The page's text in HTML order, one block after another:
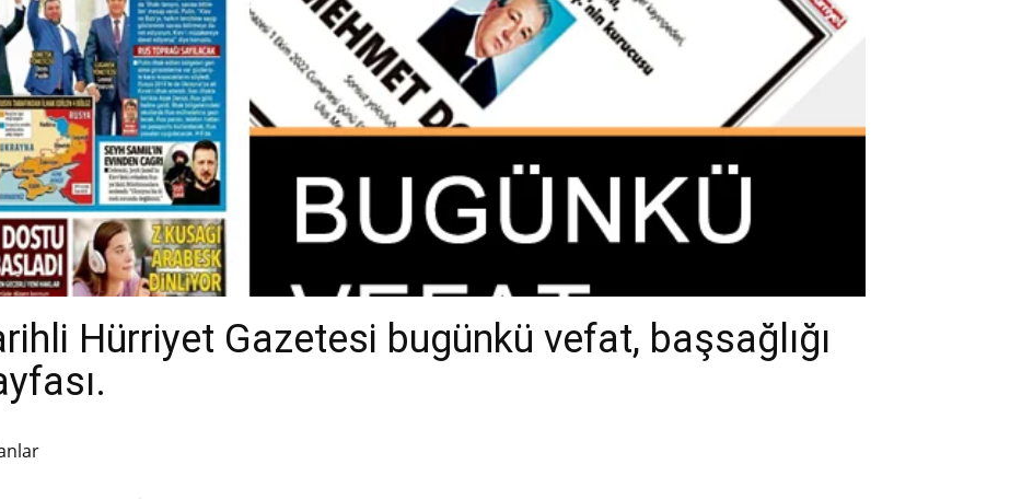
Hürriyet Gazetesi bugünkü vefat, başsağlığı